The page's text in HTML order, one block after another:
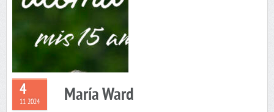
4
11 2024 María Ward